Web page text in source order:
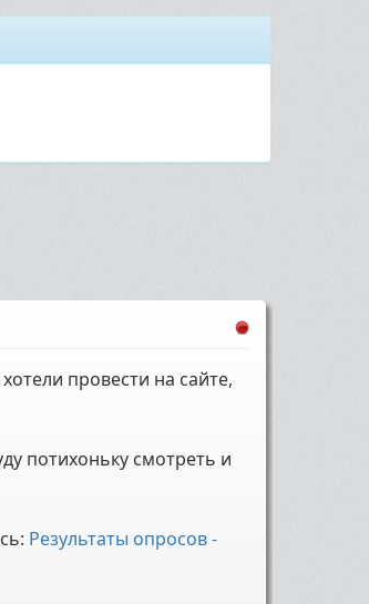
провести на сайте,
потихоньку смотреть и
Результаты опросов -